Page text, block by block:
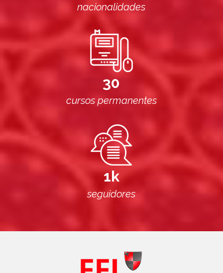
nacionalidades
30
cursos permanentes
1k
seguidores